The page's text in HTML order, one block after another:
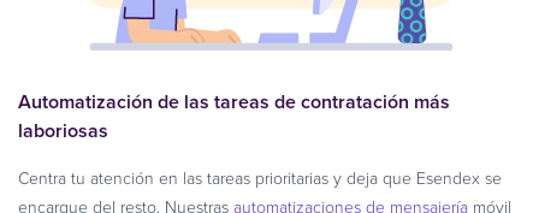
Automatización de las tareas de contratación más
laboriosas
Centra tu atención en las tareas prioritarias y deja que Esendex se
encargue del resto. Nuestrasautomatizaciones de mensajería móvil